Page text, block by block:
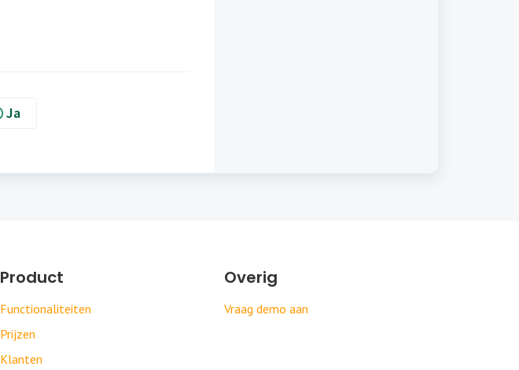
Ja
Product
Functionaliteiten
Prijzen
Klanten
Overig
Vraag demo aan